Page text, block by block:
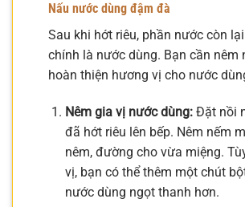
Nấu nước dùng đậm đà
Sau khi hớt riêu, phần nước còn
chính là nước dùng. Bạn cần nêm
hoàn thiện hương vị cho nước
Nêm gia vị nước dùng:Đặt nồi
đã hớt riêu lên bếp. Nêm nếm
nêm, đường cho vừa miệng.
vị, bạn có thể thêm một chút
nước dùng ngọt thanh hơn.